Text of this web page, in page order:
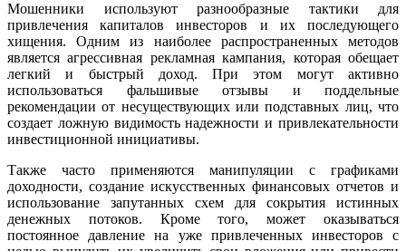
Мошенники используют разнообразные тактики для
привлечения капиталов инвесторов и их последующего
хищения. Одним из наиболее распространенных методов
является агрессивная рекламная кампания, которая обещает
легкий и быстрый доход. При этом могут активно
использоваться фальшивые отзывы и поддельные
рекомендации от несуществующих или подставных лиц, что
создает ложную видимость надежности и привлекательности
инвестиционной инициативы.
Также часто применяются манипуляции с графиками
доходности, создание искусственных финансовых отчетов и
использование запутанных схем для сокрытия истинных
денежных потоков. Кроме того, может оказываться
постоянное давление на уже привлеченных инвесторов с